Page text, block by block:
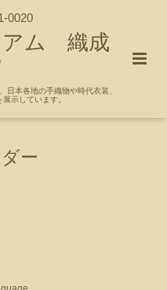
0020
アム 織成
日本各地の手織物や時代衣装、
示しています。
ー